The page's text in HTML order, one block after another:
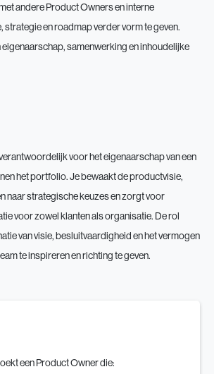
andere Product Owners en interne
strategie en roadmap verder vorm te geven.
eigenaarschap, samenwerking en inhoudelijke
voor het eigenaarschap van een
het portfolio. Je bewaakt de productvisie,
naar strategische keuzes en zorgt voor
voor zowel klanten als organisatie. De rol
van visie, besluitvaardigheid en het vermogen
te inspireren en richting te geven.
een Product Owner die: